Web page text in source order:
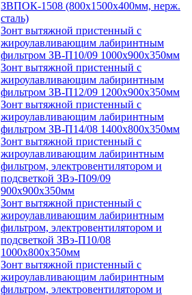
ЗВПОК-1508 (800х1500х400мм, нерж.
сталь)
Зонт вытяжной пристенный с
жироулавливающим лабиринтным
фильтром ЗВ-П10/09 1000х900х350мм
Зонт вытяжной пристенный с
жироулавливающим лабиринтным
фильтром ЗВ-П12/09 1200х900х350мм
Зонт вытяжной пристенный с
жироулавливающим лабиринтным
фильтром ЗВ-П14/08 1400х800х350мм
Зонт вытяжной пристенный с
жироулавливающим лабиринтным
фильтром, электровентилятором и
подсветкой ЗВэ-П09/09
900х900х350мм
Зонт вытяжной пристенный с
жироулавливающим лабиринтным
фильтром, электровентилятором и
подсветкой ЗВэ-П10/08
1000х800х350мм
Зонт вытяжной пристенный с
жироулавливающим лабиринтным
фильтром, электровентилятором и